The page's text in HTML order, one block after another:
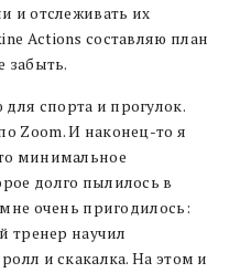
и отслеживать их
Actions составляю план
забыть.
спорта и прогулок.
Zoom. И наконец-то я
минимальное
долго пылилось в
очень пригодилось:
тренер научил
и скакалка. На этом и